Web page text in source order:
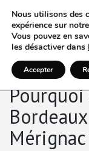
Pourquoi
Mérignac
Nous utilisons des
expérience sur
Vous pouvez en
les désactiver dans
Accepter